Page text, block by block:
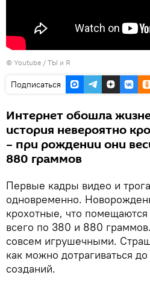
© Youtube / ТЫ и Я
Подписаться
Интернет обошла
история невероятно
– при рождении они
880 граммов
Первые кадры видео и
одновременно.
крохотные, что
всего по 380 и 880
совсем игрушечными.
как можно дотрагиваться
созданий.